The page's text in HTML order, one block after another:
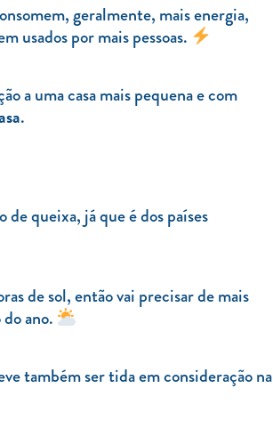
geralmente, mais energia,
usados por mais pessoas.
a uma casa mais pequena e com
.
de queixa, já que é dos países
de sol, então vai precisar de mais
ano.
também ser tida em consideração na